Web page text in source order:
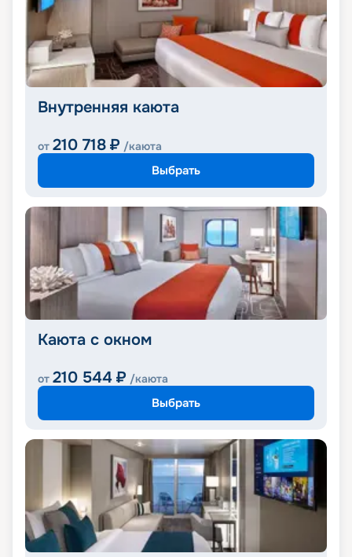
Внутренняя каюта
от 210 718 ₽ /каюта
Выбрать
Каюта с окном
от 210 544 ₽ /каюта
Выбрать